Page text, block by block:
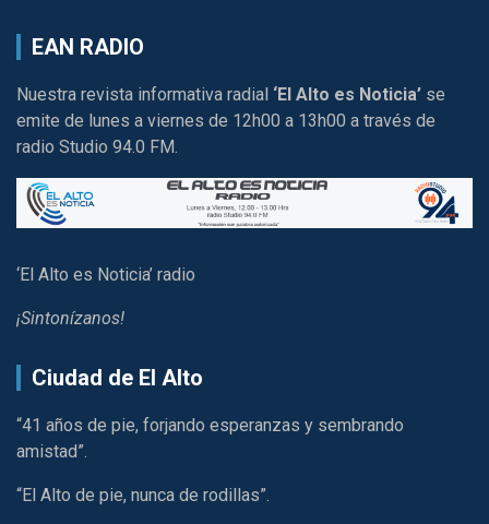
EAN RADIO
Nuestra revista informativa radial ‘El Alto es Noticia’ se
emite de lunes a viernes de 12h00 a 13h00 a través de
radio Studio 94.0 FM.
‘El Alto es Noticia’ radio
¡Sintonízanos!
Ciudad de El Alto
“41 años de pie, forjando esperanzas y sembrando
amistad”.
“El Alto de pie, nunca de rodillas”.